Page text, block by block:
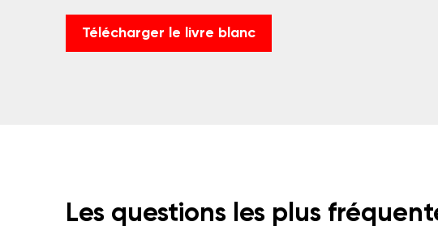
Télécharger le livre blanc
Les questions les plus